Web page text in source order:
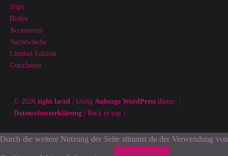
Slips
Bodys
Accessoires
Nachtwäsche
Limited Edition
Gutscheine
© 2026 tight laced | Using Auberge WordPresstheme. |
Datenschutzerklärung | Back to top ↑
Durch die weitere Nutzung der Seite stimmst du der Verwendung von